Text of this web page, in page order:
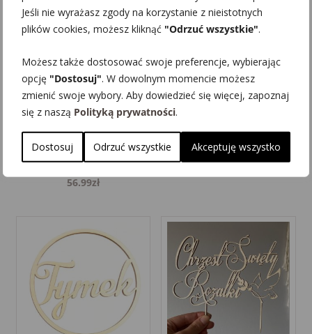
Jeśli nie wyrażasz zgody na korzystanie z nieistotnych
plików cookies, możesz kliknąć "Odrzuć wszystkie".
Możesz także dostosować swoje preferencje, wybierając
opcję "Dostosuj". W dowolnym momencie możesz
zmienić swoje wybory. Aby dowiedzieć się więcej, zapoznaj
się z naszą Polityką prywatności.
Dostosuj Odrzuć wszystkie Akceptuję wszystko
Stojąca ramka ze
zdjęciem tekstem
spersonalizowana
Szklana 20 x 20
cm
56.99zł
Aniołek
podziękowanie